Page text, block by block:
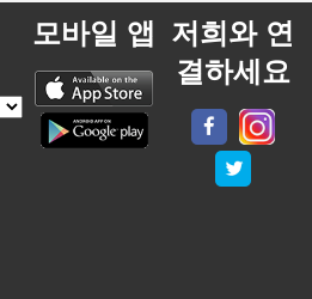
모바일 앱 저희와 연
결하세요